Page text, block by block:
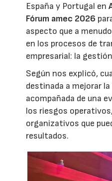
España y Portugal en
Fórum amec 2026
aspecto que a
en los procesos de
empresarial: la
Según nos explicó,
destinada a mejorar
acompañada de una
los riesgos
organizativos que
resultados.